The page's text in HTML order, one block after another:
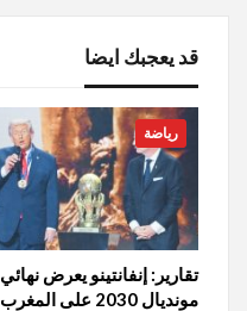
قد يعجبك ايضا
رياضة
تقارير: إنفانتينو يعرض نهائي
مونديال 2030 على المغرب